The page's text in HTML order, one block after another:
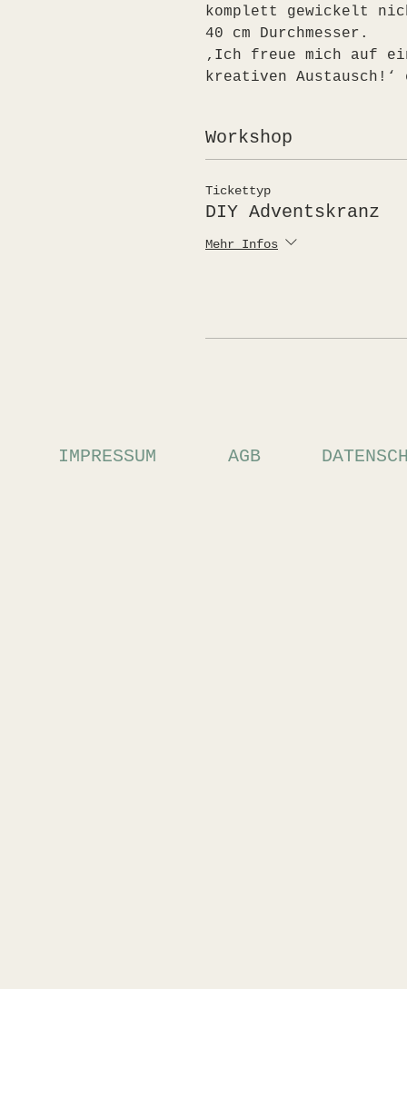
komplett gewickelt
40 cm Durchmesser.
‚Ich freue mich auf
kreativen Austausch!‘
Workshop
Tickettyp
DIY Adventskranz
Mehr Infos
IMPRESSUM AGB